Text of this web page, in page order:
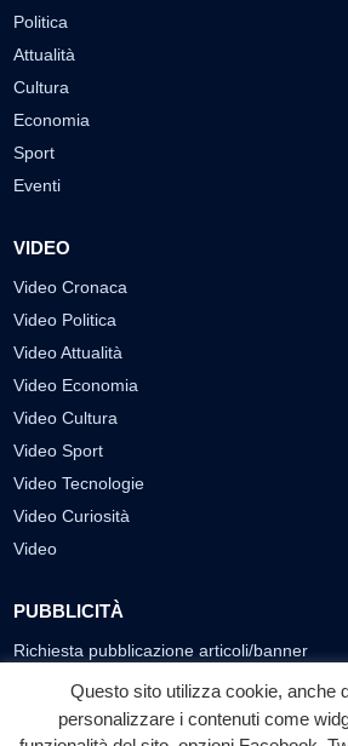
Politica
Attualità
Cultura
Economia
Sport
Eventi
VIDEO
Video Cronaca
Video Politica
Video Attualità
Video Economia
Video Cultura
Video Sport
Video Tecnologie
Video Curiosità
Video
PUBBLICITÀ
Richiesta pubblicazione articoli/banner
SEGUICI SUI SOCIAL
Questo sito utilizza cookie, anche
personalizzare i contenuti come